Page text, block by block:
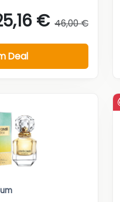
€ 46,00 €
Deal